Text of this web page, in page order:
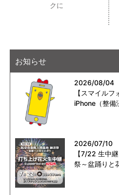
クに
お知らせ
2026/08/04
【スマイル
iPhone（整備
2026/07/10
【7/22 生中
祭～盆踊りと